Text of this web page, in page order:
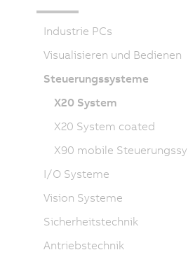
Industrie PCs
Visualisieren und Bedienen
Steuerungssysteme
X20 System
X20 System coated
X90 mobile
I/O Systeme
Vision Systeme
Sicherheitstechnik
Antriebstechnik